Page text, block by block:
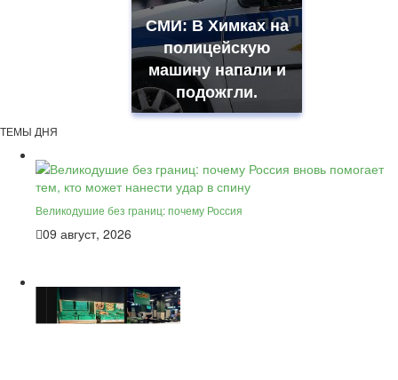
СМИ: В Химках на
полицейскую
машину напали и
подожгли.
ТЕМЫ ДНЯ
Великодушие без границ: почему Россия
09 август, 2026